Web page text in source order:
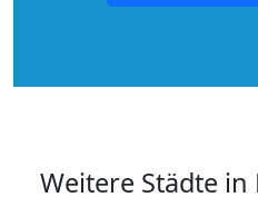
Weitere Städte in